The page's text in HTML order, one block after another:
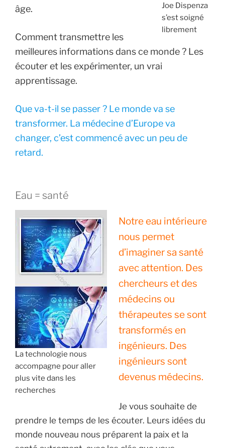
Joe Dispenza
s’est soigné
librement
âge.
Comment transmettre les
meilleures informations dans ce monde ? Les
écouter et les expérimenter, un vrai
apprentissage.
Que va-t-il se passer ? Le monde va se
transformer. La médecine d’Europe va
changer, c’est commencé avec un peu de
retard.
Eau = santé
La technologie nous
accompagne pour aller
plus vite dans les
recherches
Notre eau intérieure
nous permet
d’imaginer sa santé
avec attention. Des
chercheurs et des
médecins ou
thérapeutes se sont
transformés en
ingénieurs. Des
ingénieurs sont
devenus médecins.
Je vous souhaite de
prendre le temps de les écouter. Leurs idées du
monde nouveau nous préparent la paix et la